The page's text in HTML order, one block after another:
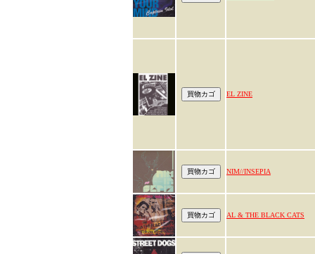
EL ZINE
NIM//INSEPIA
AL & THE BLACK CATS